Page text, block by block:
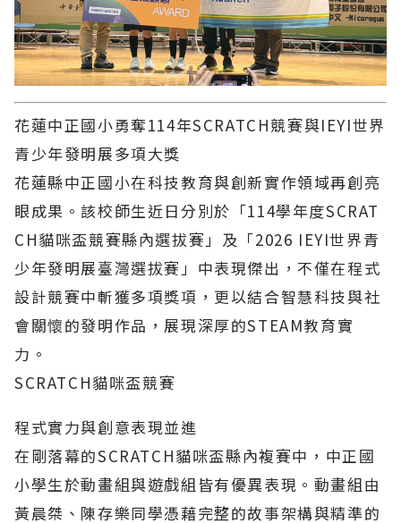
花蓮中正國小勇奪114年SCRATCH競賽與IEYI世界
青少年發明展多項大獎
花蓮縣中正國小在科技教育與創新實作領域再創亮
眼成果。該校師生近日分別於「114學年度SCRAT
CH貓咪盃競賽縣內選拔賽」及「2026 IEYI世界青
少年發明展臺灣選拔賽」中表現傑出，不僅在程式
設計競賽中斬獲多項獎項，更以結合智慧科技與社
會關懷的發明作品，展現深厚的STEAM教育實
力。
SCRATCH貓咪盃競賽
程式實力與創意表現並進
在剛落幕的SCRATCH貓咪盃縣內複賽中，中正國
小學生於動畫組與遊戲組皆有優異表現。動畫組由
黃晨桀、陳存樂同學憑藉完整的故事架構與精準的